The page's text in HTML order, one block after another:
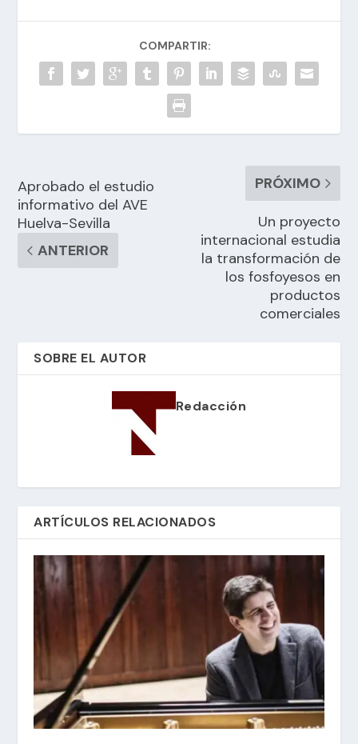
COMPARTIR:
Aprobado el estudio
informativo del AVE
Huelva-Sevilla
ANTERIOR
PRÓXIMO
Un proyecto
internacional estudia
la transformación de
los fosfoyesos en
productos
comerciales
SOBRE EL AUTOR
Redacción
ARTÍCULOS RELACIONADOS